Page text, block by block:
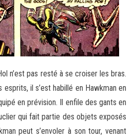
n’est pas resté à se croiser les bras.
esprits, il s’est habillé en Hawkman en
en prévision. Il enfile des gants en
qui fait partie des objets exposés
peut s’envoler à son tour, venant